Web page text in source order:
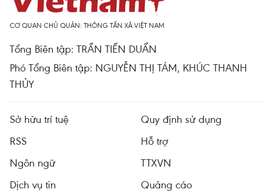
CƠ QUAN CHỦ QUẢN: THÔNG TẤN XÃ VIỆT NAM
Tổng Biên tập: TRẦN TIẾN DUẨN
Phó Tổng Biên tập: NGUYỄN THỊ TÁM, KHÚC THANH
THỦY
Sở hữu trí tuệ
Quy định sử dụng
RSS
Hỗ trợ
Ngôn ngữ
TTXVN
Dịch vụ tin
Quảng cáo